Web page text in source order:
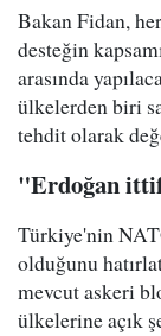
Bakan Fidan,
desteğin
arasında
ülkelerden biri
tehdit olarak
"Erdoğan
Türkiye'nin
olduğunu
mevcut askeri
ülkelerine açık